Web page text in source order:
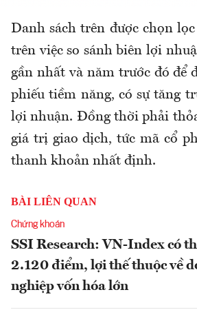
Danh sách trên được chọn
trên việc so sánh biên lợi
gần nhất và năm trước đó để
phiếu tiềm năng, có sự tăng
lợi nhuận. Đồng thời phải
giá trị giao dịch, tức mã cổ
thanh khoản nhất định.
BÀI LIÊN QUAN
Chứng khoán
SSI Research: VN-Index có
2.120 điểm, lợi thế thuộc về
nghiệp vốn hóa lớn